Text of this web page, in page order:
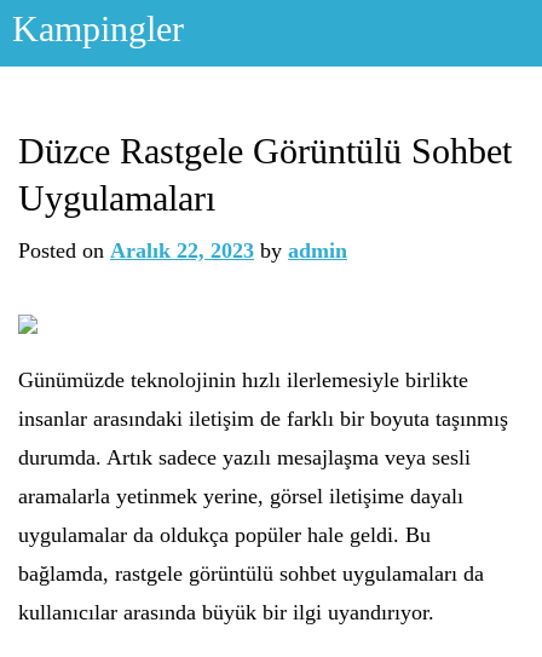
Skip
Kampingler
Düzce Rastgele Görüntülü Sohbet
Uygulamaları
Posted on Aralık 22, 2023 by admin
Günümüzde teknolojinin hızlı ilerlemesiyle birlikte
insanlar arasındaki iletişim de farklı bir boyuta taşınmış
durumda. Artık sadece yazılı mesajlaşma veya sesli
aramalarla yetinmek yerine, görsel iletişime dayalı
uygulamalar da oldukça popüler hale geldi. Bu
bağlamda, rastgele görüntülü sohbet uygulamaları da
kullanıcılar arasında büyük bir ilgi uyandırıyor.